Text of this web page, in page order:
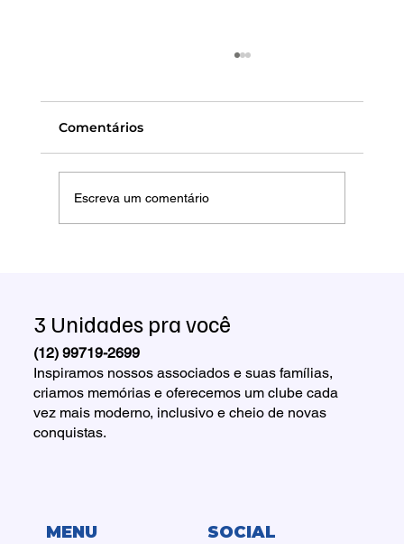
Comentários
Escreva um comentário
3 Unidades pra você
(12) 99719-2699
Inspiramos nossos associados e suas famílias,
criamos memórias e oferecemos um clube cada
vez mais moderno, inclusivo e cheio de novas
conquistas.
MENU SOCIAL